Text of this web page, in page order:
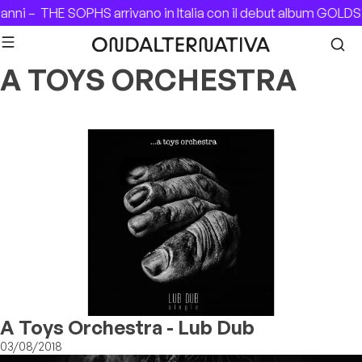
Skip to content
– THE SOPHS arrivano in Italia con il debut album
A TOYS ORCHESTRA
A Toys Orchestra - Lub Dub
03/08/2018